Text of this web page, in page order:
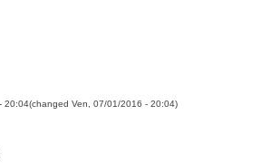
20:04(changed Ven, 07/01/2016 - 20:04)